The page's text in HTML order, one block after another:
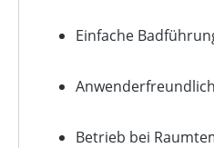
Einfache
Betrieb bei